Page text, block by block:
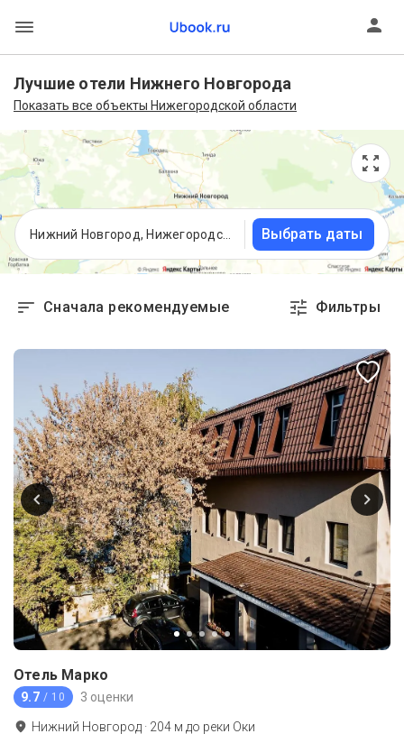
Лучшие отели Нижнего Новгорода
Показать все объекты Нижегородской области
Нижний Новгород, Нижегородская область Выбрать даты
Сначала рекомендуемые Фильтры
Отель Марко
9.7 / 10 3 оценки
Нижний Новгород · 204 м до реки Оки